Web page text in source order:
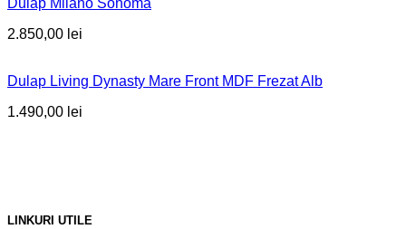
Dulap Milano Sonoma
2.850,00 lei
Dulap Living Dynasty Mare Front MDF Frezat Alb
1.490,00 lei
LINKURI UTILE